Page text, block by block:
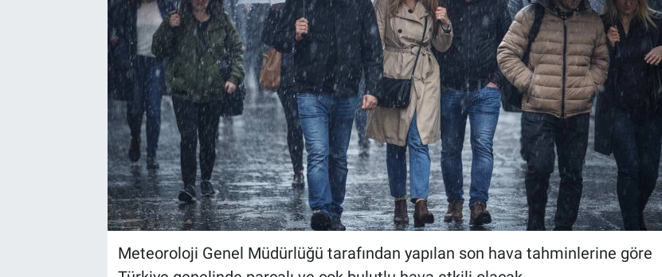
Meteoroloji Genel Müdürlüğü tarafından yapılan son hava tahminlerine göre